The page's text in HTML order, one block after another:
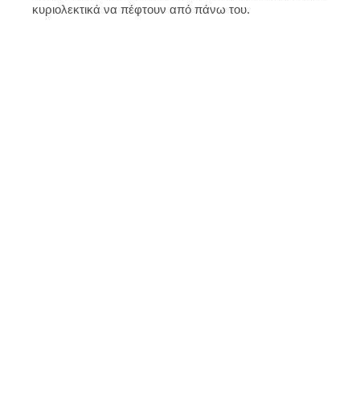
κυριολεκτικά να πέφτουν από πάνω του.